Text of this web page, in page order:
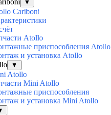
▼
Cariboni
Atollo
приспособления Atollo
и установка Atollo
▼
Atollo
Mini Atollo
приспособления
и установка Mini Atollo